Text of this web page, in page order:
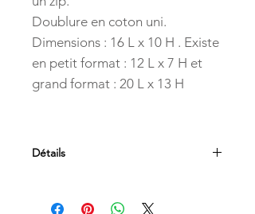
Doublure en coton uni.
Dimensions : 16 L x 10 H . Existe
en petit format : 12 L x 7 H et
grand format : 20 L x 13 H
Détails